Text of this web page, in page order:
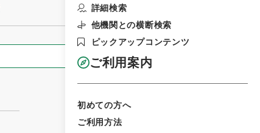
詳細検索
他機関との横断検索
ピックアップコンテンツ
ご利用案内
初めての方へ
ご利用方法
全ての情報